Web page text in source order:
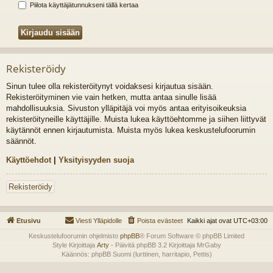
Piilota käyttäjätunnukseni tällä kertaa
Rekisteröidy
Sinun tulee olla rekisteröitynyt voidaksesi kirjautua sisään.
Rekisteröityminen vie vain hetken, mutta antaa sinulle lisää
mahdollisuuksia. Sivuston ylläpitäjä voi myös antaa erityisoikeuksia
rekisteröityneille käyttäjille. Muista lukea käyttöehtomme ja siihen liittyvät
käytännöt ennen kirjautumista. Muista myös lukea keskustelufoorumin
säännöt.
Käyttöehdot | Yksityisyyden suoja
Rekisteröidy
Etusivu Kaikki ajat ovat UTC+03:00
Poista evästeet
Viesti Ylläpidolle
Keskustelufoorumin ohjelmisto phpBB® Forum Software © phpBB Limited
Style Kirjoittaja Arty- Päivitä phpBB 3.2 Kirjoittaja MrGaby
Käännös: phpBB Suomi (lurttinen, harritapio, Pettis)